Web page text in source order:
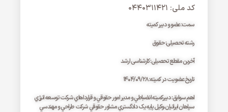
کد ملی: ۰۴۴۰۳۱۱۴۲۱
سمت: عضو و دبیر کمیته
رشته تحصیلی: حقوق
آخرین مقطع تحصیلی: کارشناسی ارشد
تاریخ عضویت در کمیته: ۱۴۰۴/۰۹/۲۸
اهم سوابق: دبيرکميته انضباطي و مدير امور حقوقي و قرارداهاي شرکت توسعه انرژي
سپاهان ايرانيان،وکيل پايه يک دادگستري مشاور حقوقي شرکت طراحي و مهندسي